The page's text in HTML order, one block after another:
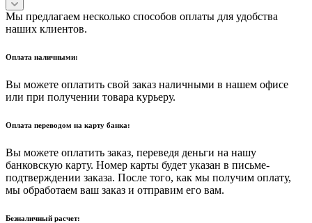
Мы предлагаем несколько способов оплаты для удобства
наших клиентов.
Оплата наличными:
Вы можете оплатить свой заказ наличными в нашем офисе
или при получении товара курьеру.
Оплата переводом на карту банка:
Вы можете оплатить заказ, переведя деньги на нашу
банковскую карту. Номер карты будет указан в письме-
подтверждении заказа. После того, как мы получим оплату,
мы обработаем ваш заказ и отправим его вам.
Безналичный расчет: